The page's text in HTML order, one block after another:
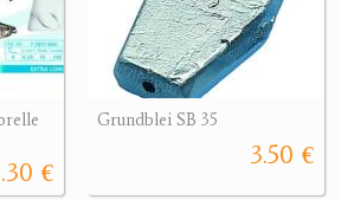
€
Grundblei SB 35
3.50 €